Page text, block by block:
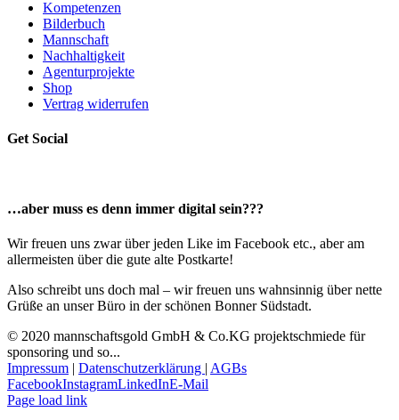
Kompetenzen
Bilderbuch
Mannschaft
Nachhaltigkeit
Agenturprojekte
Shop
Vertrag widerrufen
Get Social
…aber muss es denn immer digital sein???
Wir freuen uns zwar über jeden Like im Facebook etc., aber am
allermeisten über die gute alte Postkarte!
Also schreibt uns doch mal – wir freuen uns wahnsinnig über nette
Grüße an unser Büro in der schönen Bonner Südstadt.
© 2020 mannschaftsgold GmbH & Co.KG projektschmiede für
sponsoring und so...
Impressum | Datenschutzerklärung | AGBs
FacebookInstagramLinkedInE-Mail
Page load link